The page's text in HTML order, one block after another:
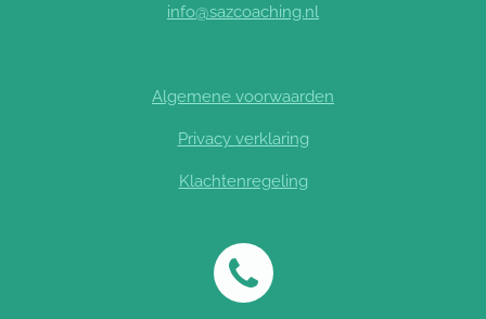
info@sazcoaching.nl
Algemene voorwaarden
Privacy verklaring
Klachtenregeling